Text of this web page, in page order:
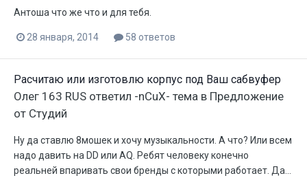
Антоша что же что и для тебя.
28 января, 2014 58 ответов
Расчитаю или изготовлю корпус под Ваш сабвуфер
Олег 163 RUS ответил -nCuX- тема в Предложение
от Студий
Ну да ставлю 8мошек и хочу музыкальности. А что? Или всем
надо давить на DD или AQ. Ребят человеку конечно
реальней впаривать свои бренды с которыми работает. Да...